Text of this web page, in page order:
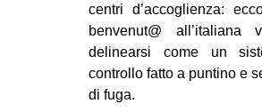
centri d’accoglienza:
benvenut@ all’italiana
delinearsi come un
controllo fatto a puntino e
di fuga.